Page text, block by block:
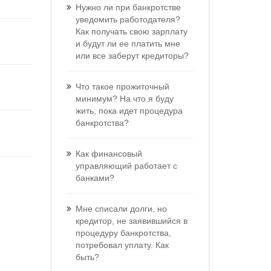
Нужно ли при банкротстве
уведомить работодателя?
Как получать свою зарплату
и будут ли ее платить мне
или все заберут кредиторы?
Что такое прожиточный
минимум? На что я буду
жить, пока идет процедура
банкротства?
Как финансовый
управляющий работает с
банками?
Мне списали долги, но
кредитор, не заявившийся в
процедуру банкротства,
потребовал уплату. Как
быть?